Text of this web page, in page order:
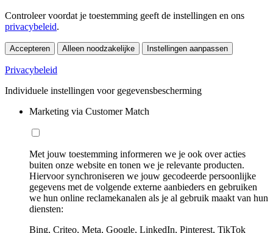
Controleer voordat je toestemming geeft de instellingen en ons
privacybeleid.
Accepteren Alleen noodzakelijke Instellingen aanpassen
Privacybeleid
Individuele instellingen voor gegevensbescherming
Marketing via Customer Match
Met jouw toestemming informeren we je ook over acties
buiten onze website en tonen we je relevante producten.
Hiervoor synchroniseren we jouw gecodeerde persoonlijke
gegevens met de volgende externe aanbieders en gebruiken
we hun online reclamekanalen als je al gebruik maakt van hun
diensten:
Bing, Criteo, Meta, Google, LinkedIn, Pinterest, TikTok